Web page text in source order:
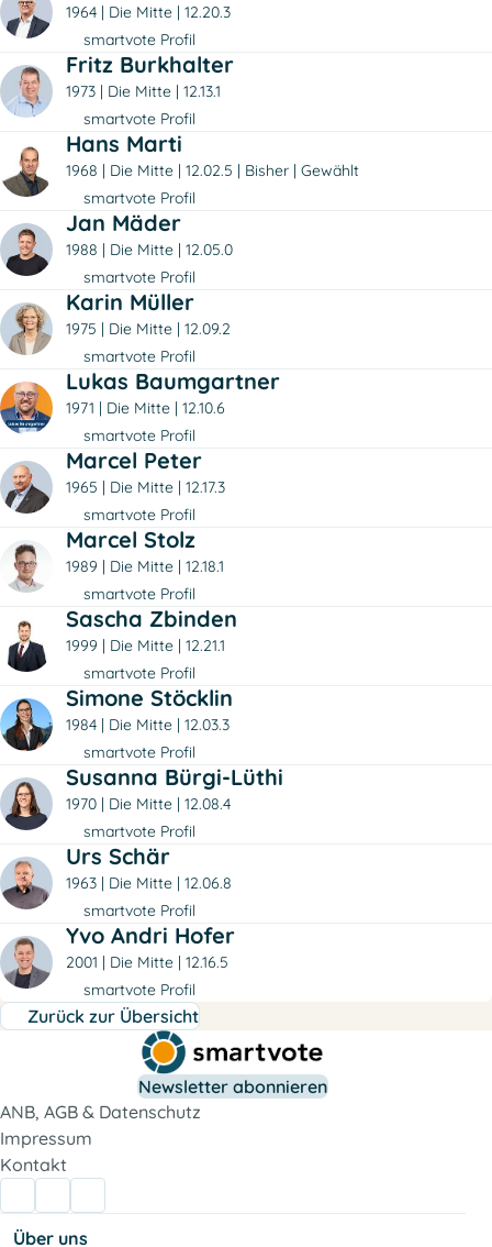
1964 Die Mitte
12.20.3
smartvote Profil
Fritz Burkhalter
1973 Die Mitte
12.13.1
smartvote Profil
Hans Marti
1968 Die Mitte 12.02.5 Bisher
Gewählt
smartvote Profil
Jan Mäder
1988 Die Mitte
12.05.0
smartvote Profil
Karin Müller
1975 Die Mitte
12.09.2
smartvote Profil
Lukas Baumgartner
1971 Die Mitte
12.10.6
smartvote Profil
Marcel Peter
1965 Die Mitte
12.17.3
smartvote Profil
Marcel Stolz
1989 Die Mitte
12.18.1
smartvote Profil
Sascha Zbinden
1999 Die Mitte
12.21.1
smartvote Profil
Simone Stöcklin
1984 Die Mitte
12.03.3
smartvote Profil
Susanna Bürgi-Lüthi
1970 Die Mitte
12.08.4
smartvote Profil
Urs Schär
1963 Die Mitte
12.06.8
smartvote Profil
Yvo Andri Hofer
2001 Die Mitte
12.16.5
smartvote Profil
Zurück zur Übersicht
Newsletter abonnieren
ANB, AGB & Datenschutz
Impressum
Kontakt
Über uns